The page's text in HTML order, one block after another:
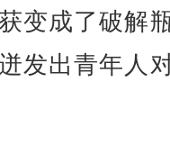
变成了破解
发出青年人